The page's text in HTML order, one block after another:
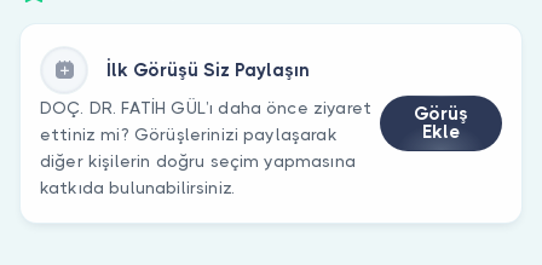
İlk Görüşü Siz Paylaşın
DOÇ. DR. FATİH GÜL’ı daha önce ziyaret
ettiniz mi? Görüşlerinizi paylaşarak
diğer kişilerin doğru seçim yapmasına
katkıda bulunabilirsiniz.
Görüş
Ekle